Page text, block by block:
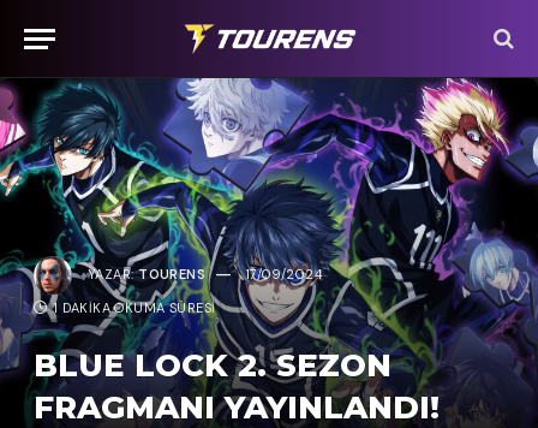
YAZAR: TOURENS 17/09/2024
1 DAKIKA OKUMA SÜRESI
BLUE LOCK 2. SEZON
FRAGMANI YAYINLANDI!